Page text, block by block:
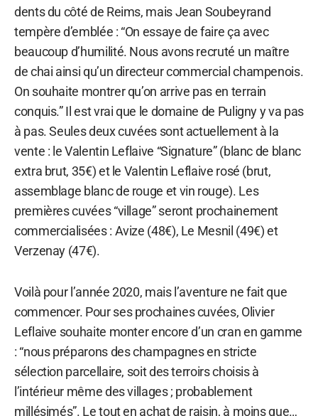
dents du côté de Reims, mais Jean Soubeyrand
tempère d’emblée : “On essaye de faire ça avec
beaucoup d’humilité. Nous avons recruté un maître
de chai ainsi qu’un directeur commercial champenois.
On souhaite montrer qu’on arrive pas en terrain
conquis.” Il est vrai que le domaine de Puligny y va pas
à pas. Seules deux cuvées sont actuellement à la
vente : le Valentin Leflaive “Signature” (blanc de blanc
extra brut, 35€) et le Valentin Leflaive rosé (brut,
assemblage blanc de rouge et vin rouge). Les
premières cuvées “village” seront prochainement
commercialisées : Avize (48€), Le Mesnil (49€) et
Verzenay (47€).
Voilà pour l’année 2020, mais l’aventure ne fait que
commencer. Pour ses prochaines cuvées, Olivier
Leflaive souhaite monter encore d’un cran en gamme
: “nous préparons des champagnes en stricte
sélection parcellaire, soit des terroirs choisis à
l’intérieur même des villages ; probablement
millésimés”. Le tout en achat de raisin, à moins que…